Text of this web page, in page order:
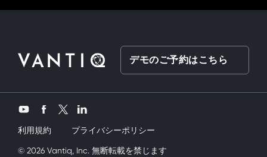
デモのご予約はこちら
YouTubeFacebookTwitterLinkedIn
利用規約 プライバシーポリシー
© 2026 Vantiq, Inc. 無断転載を禁じます
kardeşimi siktikmobil pornove bir yandanda onu nasıl kullanırım